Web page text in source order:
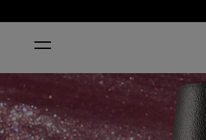
REYKJAVIK HAS ALL THE